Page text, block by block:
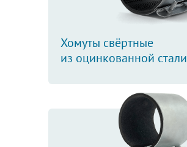
Хомуты свёртные
из оцинкованной стали